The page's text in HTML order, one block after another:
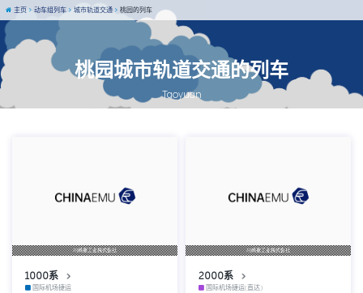
桃园城市轨道交通的列车
Taoyuan
主页 动车组列车 城市轨道交通 桃园的列车
川崎重工业株式会社
1000系
国际机场捷运
川崎重工业株式会社
2000系
国际机场捷运(直达)